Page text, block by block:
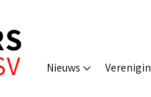
Nieuws